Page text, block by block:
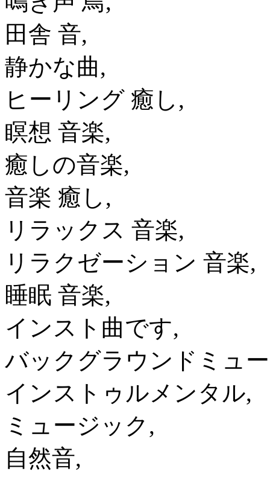
田舎 音,
静かな曲,
ヒーリング 癒し,
瞑想 音楽,
癒しの音楽,
音楽 癒し,
リラックス 音楽,
リラクゼーション 音楽,
睡眠 音楽,
インスト曲です,
バックグラウンドミュ
インストゥルメンタル,
ミュージック,
自然音,